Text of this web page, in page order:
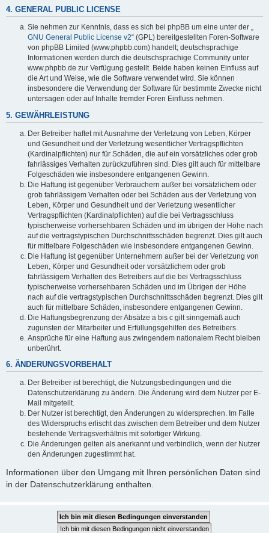
4. GENERAL PUBLIC LICENSE
Sie nehmen zur Kenntnis, dass es sich bei phpBB um eine unter der „
GNU General Public License v2“ (GPL) bereitgestellten Foren-Software
von phpBB Limited (www.phpbb.com) handelt; deutschsprachige
Informationen werden durch die deutschsprachige Community unter
www.phpbb.de zur Verfügung gestellt. Beide haben keinen Einfluss auf
die Art und Weise, wie die Software verwendet wird. Sie können
insbesondere die Verwendung der Software für bestimmte Zwecke nicht
untersagen oder auf Inhalte fremder Foren Einfluss nehmen.
5. GEWÄHRLEISTUNG
Der Betreiber haftet mit Ausnahme der Verletzung von Leben, Körper
und Gesundheit und der Verletzung wesentlicher Vertragspflichten
(Kardinalpflichten) nur für Schäden, die auf ein vorsätzliches oder grob
fahrlässiges Verhalten zurückzuführen sind. Dies gilt auch für mittelbare
Folgeschäden wie insbesondere entgangenen Gewinn.
Die Haftung ist gegenüber Verbrauchern außer bei vorsätzlichem oder
grob fahrlässigem Verhalten oder bei Schäden aus der Verletzung von
Leben, Körper und Gesundheit und der Verletzung wesentlicher
Vertragspflichten (Kardinalpflichten) auf die bei Vertragsschluss
typischerweise vorhersehbaren Schäden und im übrigen der Höhe nach
auf die vertragstypischen Durchschnittsschäden begrenzt. Dies gilt auch
für mittelbare Folgeschäden wie insbesondere entgangenen Gewinn.
Die Haftung ist gegenüber Unternehmern außer bei der Verletzung von
Leben, Körper und Gesundheit oder vorsätzlichem oder grob
fahrlässigem Verhalten des Betreibers auf die bei Vertragsschluss
typischerweise vorhersehbaren Schäden und im Übrigen der Höhe
nach auf die vertragstypischen Durchschnittsschäden begrenzt. Dies gilt
auch für mittelbare Schäden, insbesondere entgangenen Gewinn.
Die Haftungsbegrenzung der Absätze a bis c gilt sinngemäß auch
zugunsten der Mitarbeiter und Erfüllungsgehilfen des Betreibers.
Ansprüche für eine Haftung aus zwingendem nationalem Recht bleiben
unberührt.
6. ÄNDERUNGSVORBEHALT
Der Betreiber ist berechtigt, die Nutzungsbedingungen und die
Datenschutzerklärung zu ändern. Die Änderung wird dem Nutzer per E-
Mail mitgeteilt.
Der Nutzer ist berechtigt, den Änderungen zu widersprechen. Im Falle
des Widerspruchs erlischt das zwischen dem Betreiber und dem Nutzer
bestehende Vertragsverhältnis mit sofortiger Wirkung.
Die Änderungen gelten als anerkannt und verbindlich, wenn der Nutzer
den Änderungen zugestimmt hat.
Informationen über den Umgang mit Ihren persönlichen Daten sind
in der Datenschutzerklärung enthalten.